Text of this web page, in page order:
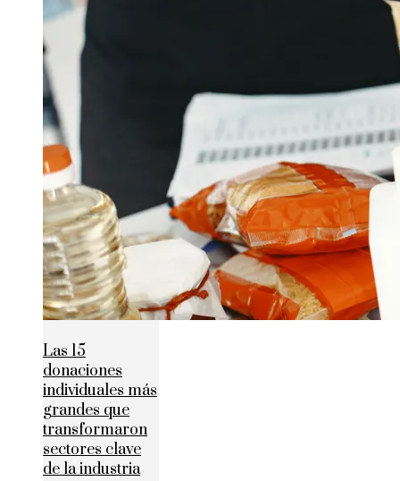
Las 15
donaciones
individuales más
grandes que
transformaron
sectores clave
de la industria